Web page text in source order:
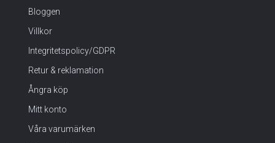
Bloggen
Villkor
Integritetspolicy/GDPR
Retur & reklamation
Ångra köp
Mitt konto
Våra varumärken